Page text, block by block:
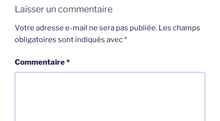
Laisser un commentaire
Votre adresse e-mail ne sera pas publiée. Les champs
obligatoires sont indiqués avec*
Commentaire*